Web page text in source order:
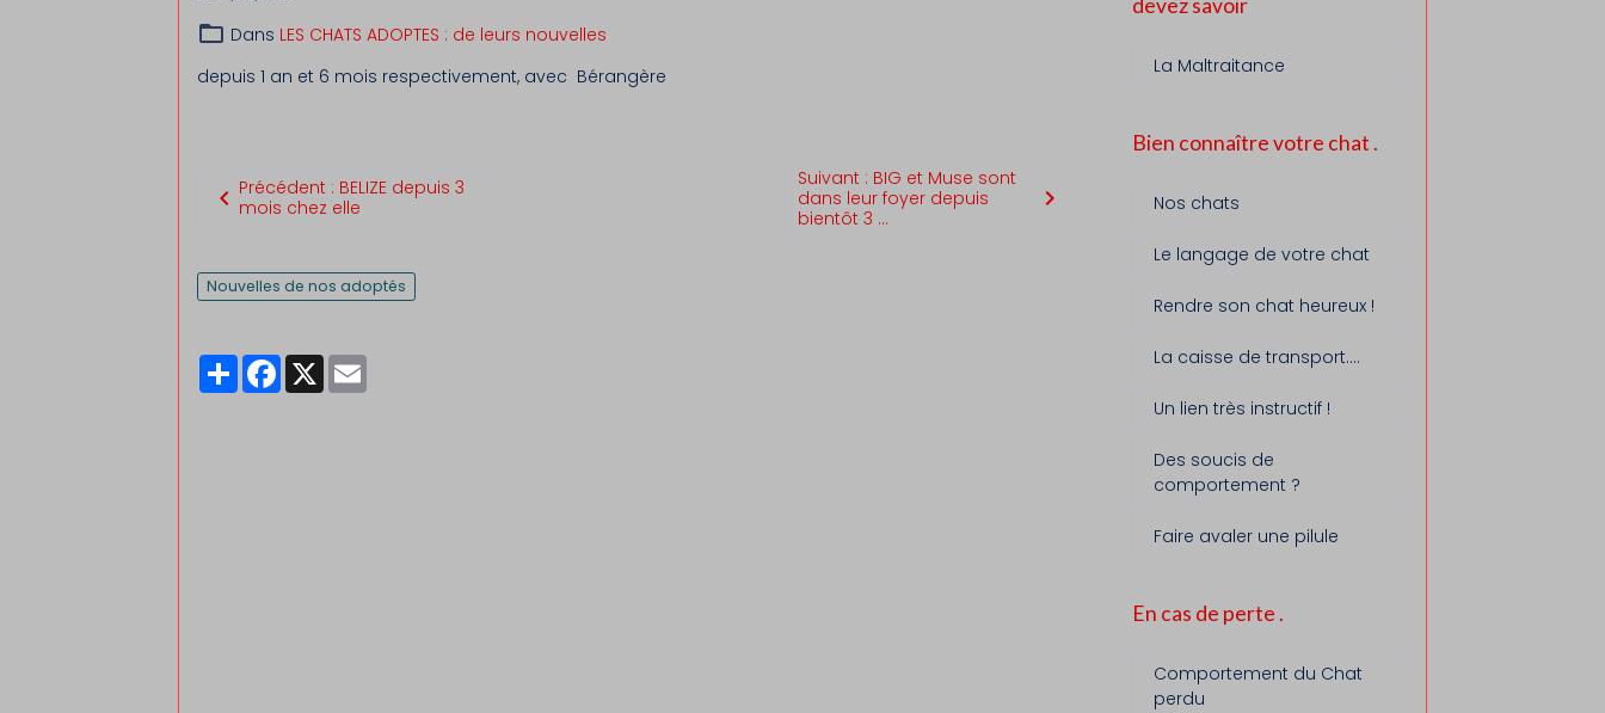
Dans LES CHATS ADOPTES : de leurs nouvelles
depuis 1 an et 6 mois respectivement, avec Bérangère
Précédent : BELIZE depuis 3
mois chez elle
Suivant : BIG et Muse sont
dans leur foyer depuis
bientôt 3 ...
Nouvelles de nos adoptés
PartagerFacebook
X
devez savoir
La Maltraitance
Bien connaître votre chat .
Nos chats
Le langage de votre chat
Rendre son chat heureux !
La caisse de transport....
Un lien très instructif !
Des soucis de
comportement ?
Faire avaler une pilule
En cas de perte .
Comportement du Chat
perdu